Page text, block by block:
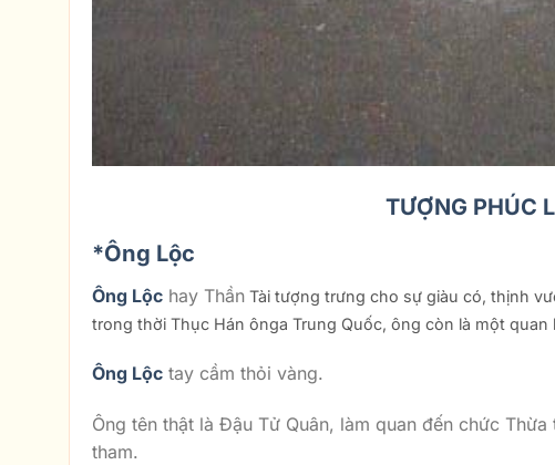
TƯỢNG PHÚC
*Ông Lộc
Ông Lộc hay Thần Tài tượng trưng cho sự giàu có, thịnh
trong thời Thục Hán ônga Trung Quốc, ông còn là một
Ông Lộc tay cầm thỏi vàng.
Ông tên thật là Đậu Tử Quân, làm quan đến chức
tham.